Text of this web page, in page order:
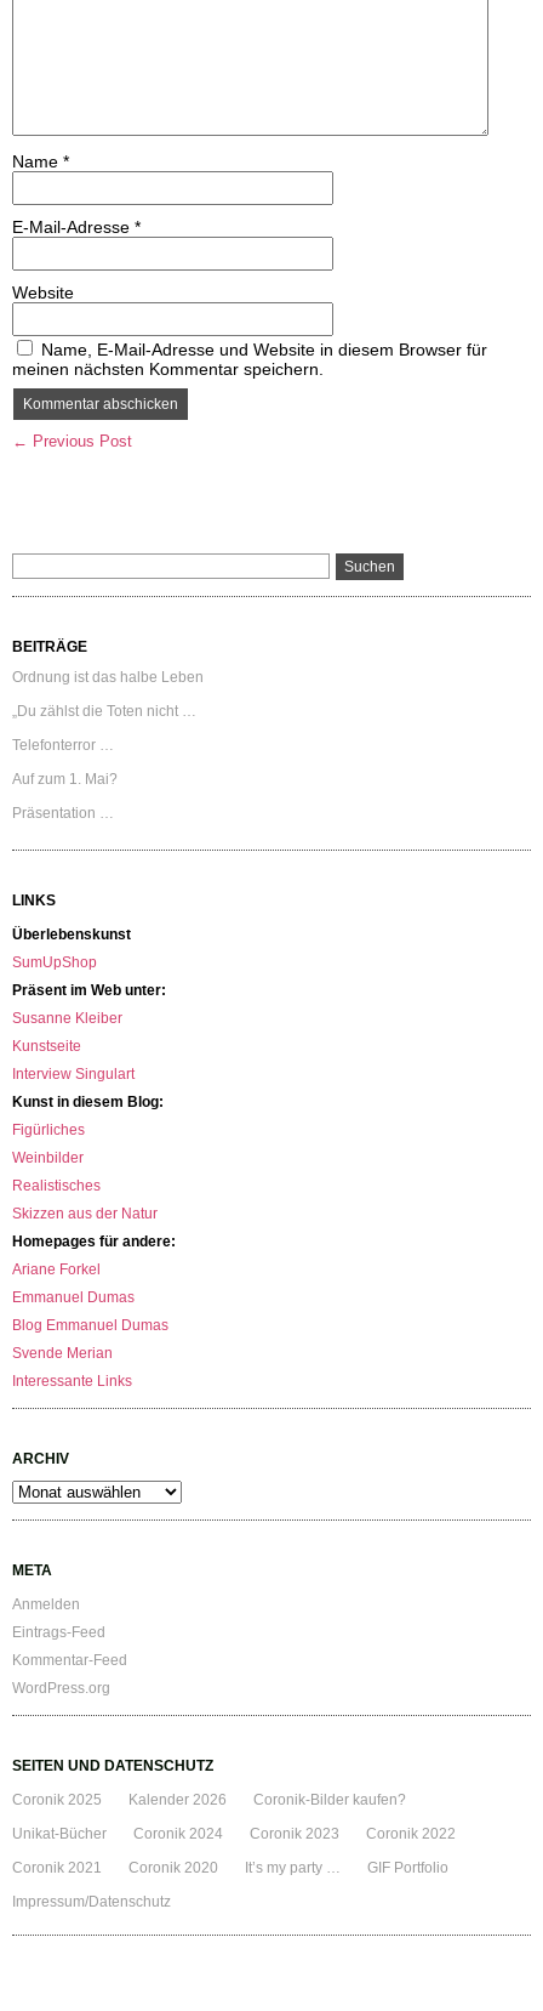
Name *
E-Mail-Adresse *
Website
Name, E-Mail-Adresse und Website in diesem Browser für
meinen nächsten Kommentar speichern.
← Previous Post
BEITRÄGE
Ordnung ist das halbe Leben
„Du zählst die Toten nicht …
Telefonterror …
Auf zum 1. Mai?
Präsentation …
LINKS
Überlebenskunst
SumUpShop
Präsent im Web unter:
Susanne Kleiber
Kunstseite
Interview Singulart
Kunst in diesem Blog:
Figürliches
Weinbilder
Realistisches
Skizzen aus der Natur
Homepages für andere:
Ariane Forkel
Emmanuel Dumas
Blog Emmanuel Dumas
Svende Merian
Interessante Links
ARCHIV
Archiv
META
Anmelden
Eintrags-Feed
Kommentar-Feed
WordPress.org
SEITEN UND DATENSCHUTZ
Coronik 2025
Kalender 2026
Coronik-Bilder kaufen?
Unikat-Bücher
Coronik 2024 Coronik 2023
Coronik 2022
Coronik 2021
Coronik 2020 It’s my party …
GIF Portfolio
Impressum/Datenschutz